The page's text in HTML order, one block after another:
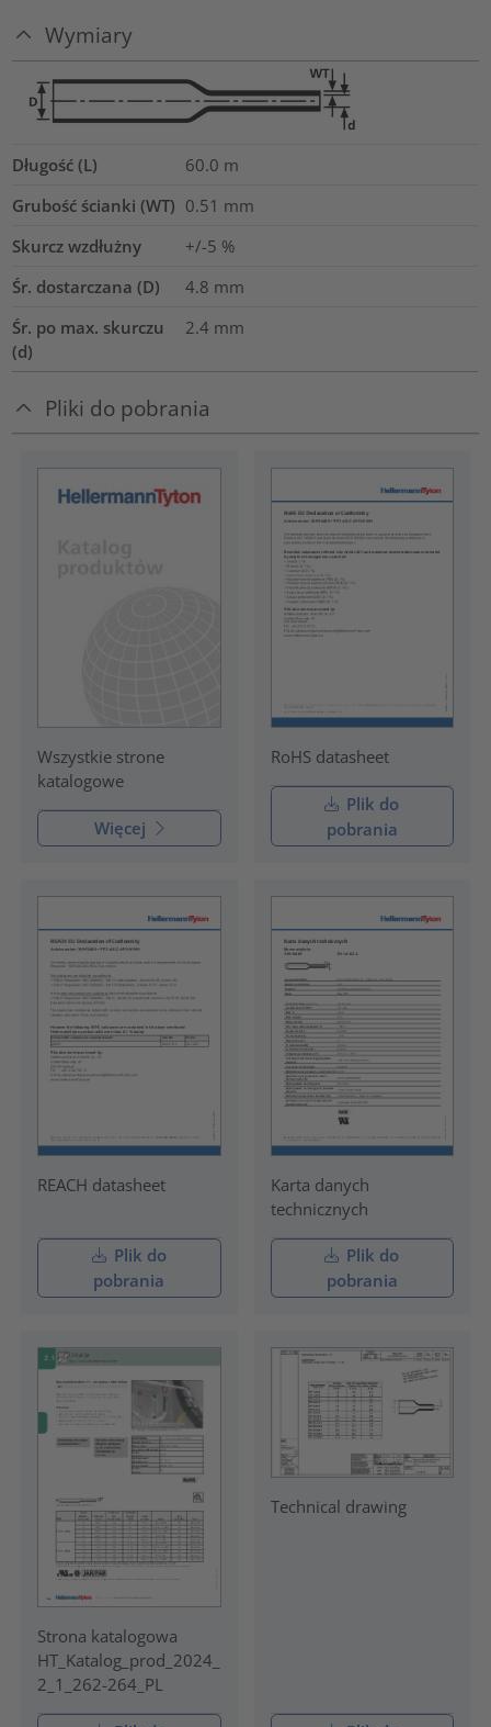
Wymiary
Długość (L) 60.0 m
Grubość ścianki (WT) 0.51 mm
Skurcz wzdłużny
+/-5 %
Śr. dostarczana (D)
4.8 mm
Śr. po max. skurczu
(d)
2.4 mm
Pliki do pobrania
Wszystkie strone
katalogowe
Więcej
RoHS datasheet
Plik do
pobrania
REACH datasheet
Plik do
pobrania
Karta danych
technicznych
Plik do
pobrania
Strona katalogowa
HT_Katalog_prod_2024_
2_1_262-264_PL
Technical drawing